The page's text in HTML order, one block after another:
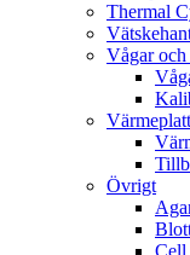
Thermal
Vågar
Övrigt
Cell